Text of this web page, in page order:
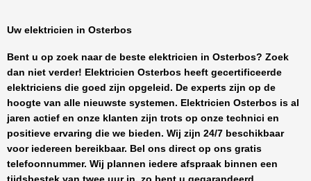
Uw elektricien in Osterbos
Bent u op zoek naar de beste elektricien in Osterbos? Zoek
dan niet verder! Elektricien Osterbos heeft gecertificeerde
elektriciens die goed zijn opgeleid. De experts zijn op de
hoogte van alle nieuwste systemen. Elektricien Osterbos is al
jaren actief en onze klanten zijn trots op onze technici en
positieve ervaring die we bieden. Wij zijn 24/7 beschikbaar
voor iedereen bereikbaar. Bel ons direct op ons gratis
telefoonnummer. Wij plannen iedere afspraak binnen een